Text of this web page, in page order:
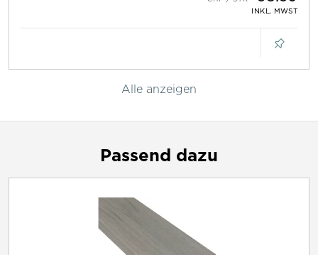
INKL. MWST
Alle anzeigen
Passend dazu